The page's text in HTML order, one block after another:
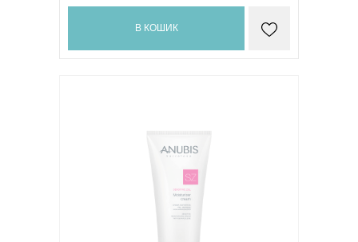
В КОШИК